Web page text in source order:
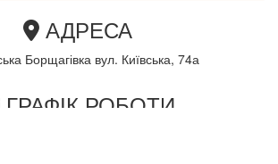
АДРЕСА
Борщагівка вул. Київська, 74а
ГРАФІК РОБОТИ